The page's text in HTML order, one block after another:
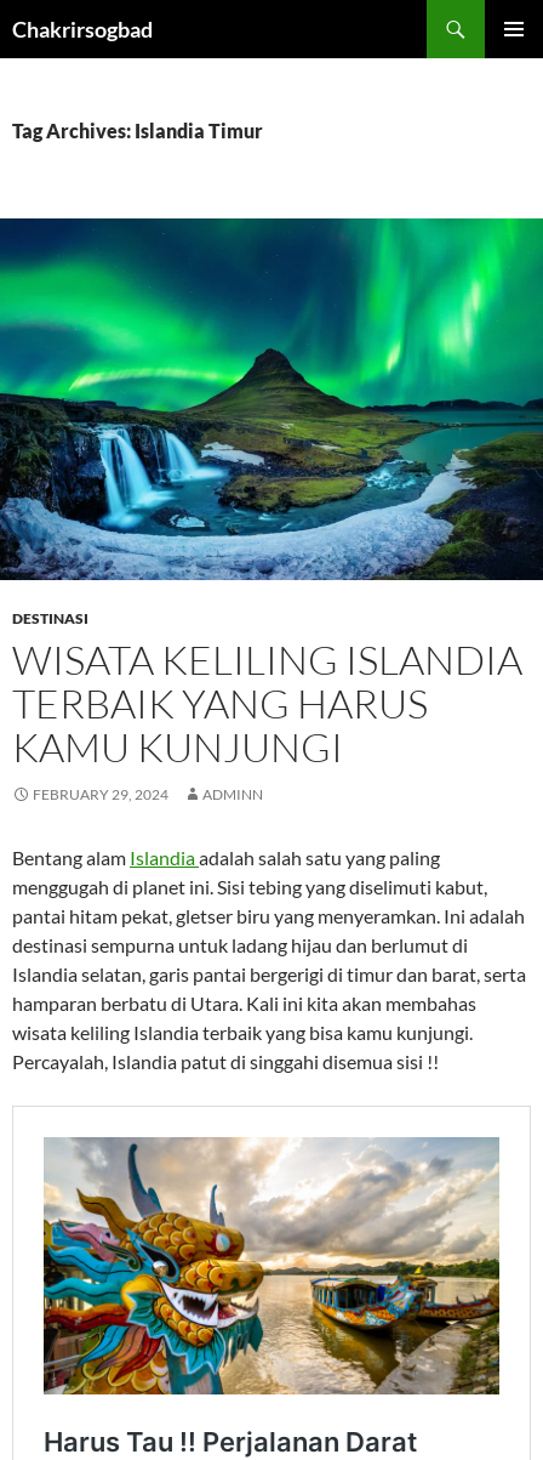
toChakrirsogbad
Tag Archives: Islandia Timur
DESTINASI
WISATA KELILING ISLANDIA
TERBAIK YANG HARUS
KAMU KUNJUNGI
FEBRUARY 29, 2024 ADMINN
Bentang alam Islandiaadalah salah satu yang paling
menggugah di planet ini. Sisi tebing yang diselimuti kabut,
pantai hitam pekat, gletser biru yang menyeramkan. Ini adalah
destinasi sempurna untuk ladang hijau dan berlumut di
Islandia selatan, garis pantai bergerigi di timur dan barat, serta
hamparan berbatu di Utara. Kali ini kita akan membahas
wisata keliling Islandia terbaik yang bisa kamu kunjungi.
Percayalah, Islandia patut di singgahi disemua sisi !!